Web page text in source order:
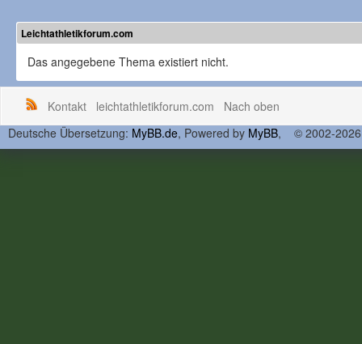
Leichtathletikforum.com
Das angegebene Thema existiert nicht.
Kontakt leichtathletikforum.com
Nach oben
Deutsche Übersetzung: MyBB.de, Powered by MyBB, © 2002-